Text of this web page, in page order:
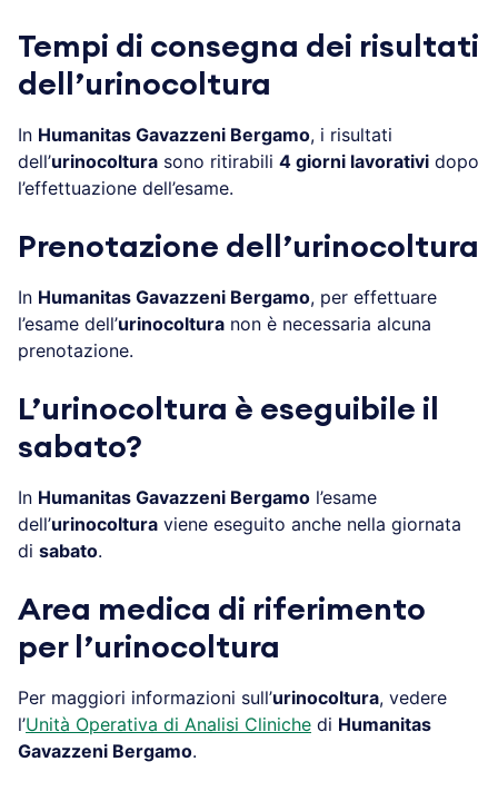
Tempi di consegna dei risultati
dell’urinocoltura
In Humanitas Gavazzeni Bergamo, i risultati
dell’urinocoltura sono ritirabili 4 giorni lavorativi dopo
l’effettuazione dell’esame.
Prenotazione dell’urinocoltura
In Humanitas Gavazzeni Bergamo, per effettuare
l’esame dell’urinocoltura non è necessaria alcuna
prenotazione.
L’urinocoltura è eseguibile il
sabato?
In Humanitas Gavazzeni Bergamo l’esame
dell’urinocoltura viene eseguito anche nella giornata
di sabato.
Area medica di riferimento
per l’urinocoltura
Per maggiori informazioni sull’urinocoltura, vedere
l’Unità Operativa di Analisi Cliniche di Humanitas
Gavazzeni Bergamo.